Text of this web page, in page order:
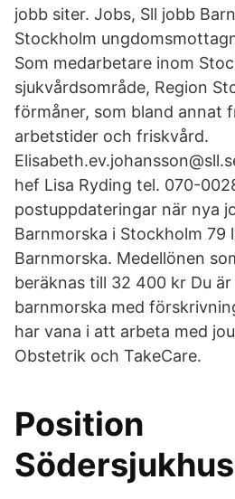
jobb siter. Jobs, Sll jobb
Stockholm
Som medarbetare inom
sjukvårdsområde, Region
förmåner, som bland annat
arbetstider och friskvård.
hef Lisa Ryding tel. 070-
postuppdateringar när nya
Barnmorska i Stockholm 79
Barnmorska. Medellönen
beräknas till 32 400 kr Du
barnmorska med
har vana i att arbeta med
Obstetrik och TakeCare.
Position